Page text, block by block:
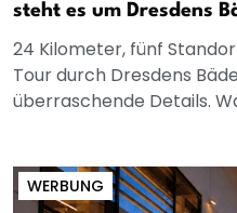
steht es um Dresdens
24 Kilometer, fünf
Tour durch Dresdens
überraschende Details.
WERBUNG